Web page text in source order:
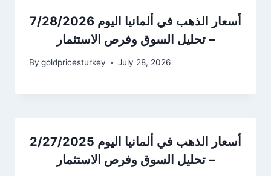
أسعار الذهب في ألمانيا اليوم 7/28/2026
– تحليل السوق وفرص الاستثمار
By goldpricesturkey July 28, 2026
أسعار الذهب في ألمانيا اليوم 2/27/2025
– تحليل السوق وفرص الاستثمار